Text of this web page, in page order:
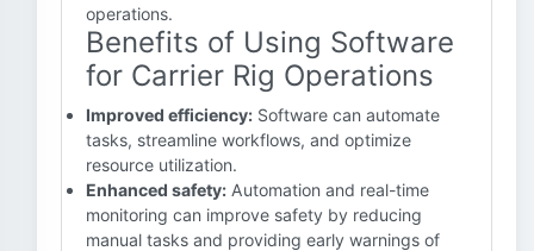
operations.
Benefits of Using Software
for Carrier Rig Operations
Improved efficiency: Software can automate
tasks, streamline workflows, and optimize
resource utilization.
Enhanced safety: Automation and real-time
monitoring can improve safety by reducing
manual tasks and providing early warnings of